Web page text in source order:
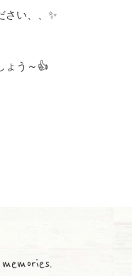
さい、、✨
ょう～👍